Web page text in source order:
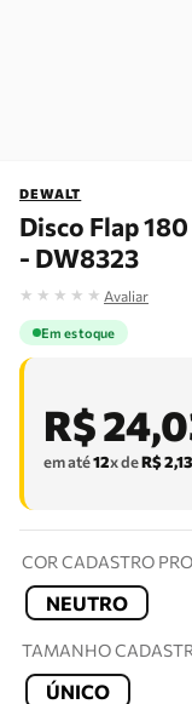
DEWALT
Disco Flap
- DW8323
★ ★ ★ ★ ★ Avaliar
Em estoque
R$24,
em até12x deR$2,13
COR CADASTRO
NEUTRO
TAMANHO
ÚNICO